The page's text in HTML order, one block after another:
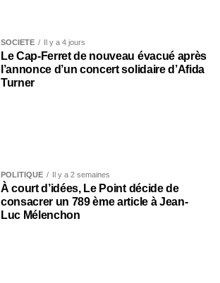
SOCIÉTÉ Il y a 4 jours
Le Cap-Ferret de nouveau évacué après
l’annonce d’un concert solidaire d’Afida
Turner
POLITIQUE Il y a 2 semaines
À court d’idées, Le Point décide de
consacrer un 789 ème article à Jean-
Luc Mélenchon